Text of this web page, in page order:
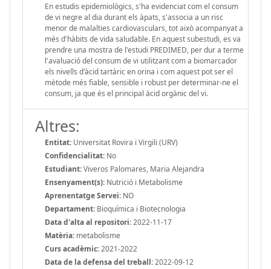
En estudis epidemiològics, s'ha evidenciat com el consum
de vi negre al dia durant els àpats, s'associa a un risc
menor de malalties cardiovasculars, tot això acompanyat a
més d'hàbits de vida saludable. En aquest subestudi, es va
prendre una mostra de l'estudi PREDIMED, per dur a terme
l'avaluació del consum de vi utilitzant com a biomarcador
els nivells d'àcid tartàric en orina i com aquest pot ser el
mètode més fiable, sensible i robust per determinar-ne el
consum, ja que és el principal àcid orgànic del vi.
Altres:
Entitat: Universitat Rovira i Virgili (URV)
Confidencialitat: No
Estudiant:Viveros Palomares, Maria Alejandra
Ensenyament(s): Nutrició i Metabolisme
Aprenentatge Servei: NO
Departament: Bioquímica i Biotecnologia
Data d'alta al repositori:2022-11-17
Matèria: metabolisme
Curs acadèmic:2021-2022
Data de la defensa del treball:2022-09-12